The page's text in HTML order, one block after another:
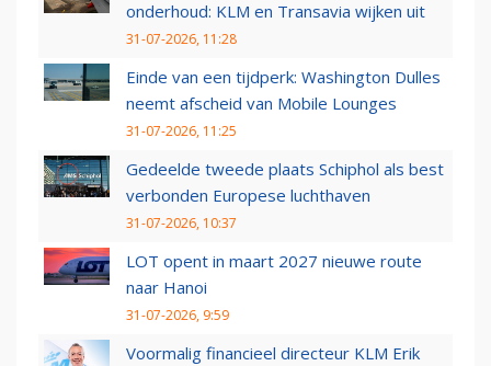
onderhoud: KLM en Transavia wijken uit
31-07-2026, 11:28
Einde van een tijdperk: Washington Dulles
neemt afscheid van Mobile Lounges
31-07-2026, 11:25
Gedeelde tweede plaats Schiphol als best
verbonden Europese luchthaven
31-07-2026, 10:37
LOT opent in maart 2027 nieuwe route
naar Hanoi
31-07-2026, 9:59
Voormalig financieel directeur KLM Erik